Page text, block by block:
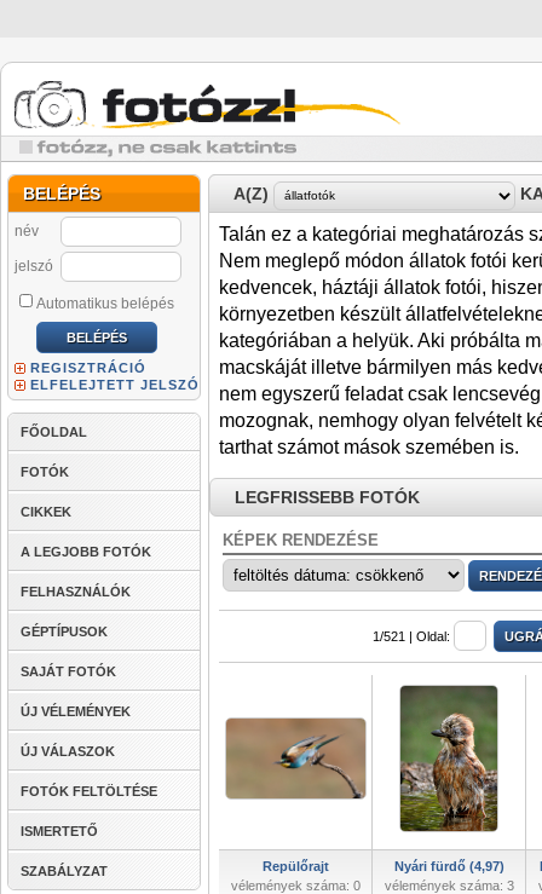
BELÉPÉS
név
jelszó
Automatikus belépés
REGISZTRÁCIÓ
ELFELEJTETT JELSZÓ
FŐOLDAL
FOTÓK
CIKKEK
A LEGJOBB FOTÓK
FELHASZNÁLÓK
GÉPTÍPUSOK
SAJÁT FOTÓK
ÚJ VÉLEMÉNYEK
ÚJ VÁLASZOK
FOTÓK FELTÖLTÉSE
ISMERTETŐ
SZABÁLYZAT
A(Z)
Talán ez a kategóriai meghatározás
Nem meglepő módon állatok fotói
kedvencek, háztáji állatok fotói,
környezetben készült
kategóriában a helyük. Aki próbálta
macskáját illetve bármilyen más
nem egyszerű feladat csak
mozognak, nemhogy olyan felvételt
tarthat számot mások szemében is.
LEGFRISSEBB FOTÓK
KÉPEK RENDEZÉSE
1/521 | Oldal:
Repülőrajt
vélemények száma: 0
Nyári fürdő (4,97)
vélemények száma: 3